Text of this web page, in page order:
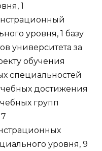
1
уровня, 1 базу
университета за
обучения
специальностей
достижения
групп
уровня, 9